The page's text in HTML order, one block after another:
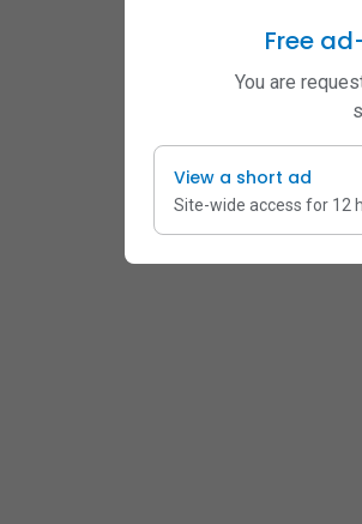
Free
You are
View a short ad
Site-wide access for 12